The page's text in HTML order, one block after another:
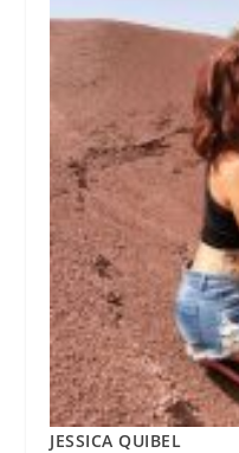
JESSICA QUIBEL